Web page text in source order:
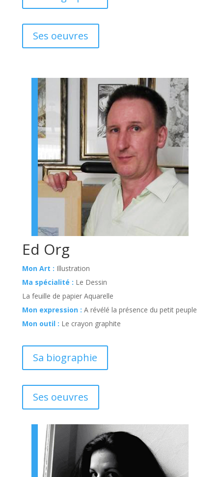
Ses oeuvres
Ed Org
Mon Art : Illustration
Ma spécialité : Le Dessin
La feuille de papier Aquarelle
Mon expression : A révélé la présence du petit peuple
Mon outil : Le crayon graphite
Sa biographie
Ses oeuvres